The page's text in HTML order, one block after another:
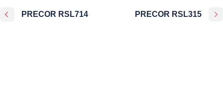
PRECOR RSL714 PRECOR RSL315